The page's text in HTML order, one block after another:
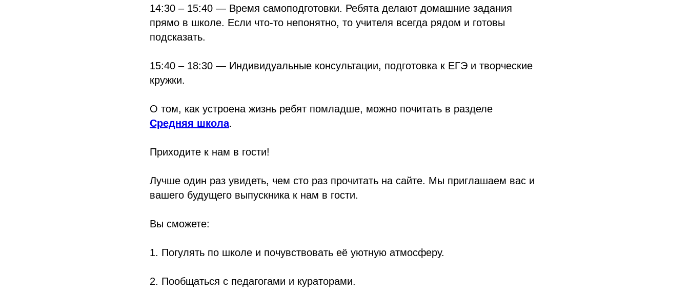
14:30 – 15:40 — Время самоподготовки. Ребята делают домашние задания
прямо в школе. Если что-то непонятно, то учителя всегда рядом и готовы
подсказать.
15:40 – 18:30 — Индивидуальные консультации, подготовка к ЕГЭ и творческие
кружки.
О том, как устроена жизнь ребят помладше, можно почитать в разделе
Средняя школа.
Приходите к нам в гости!
Лучше один раз увидеть, чем сто раз прочитать на сайте. Мы приглашаем вас и
вашего будущего выпускника к нам в гости.
Вы сможете:
1. Погулять по школе и почувствовать её уютную атмосферу.
2. Пообщаться с педагогами и кураторами.